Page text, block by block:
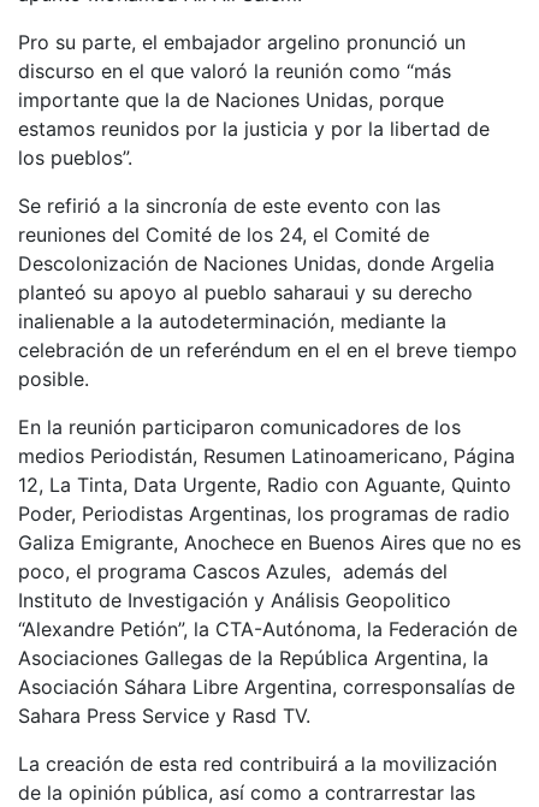
Pro su parte, el embajador argelino pronunció un
discurso en el que valoró la reunión como “más
importante que la de Naciones Unidas, porque
estamos reunidos por la justicia y por la libertad de
los pueblos”.
Se refirió a la sincronía de este evento con las
reuniones del Comité de los 24, el Comité de
Descolonización de Naciones Unidas, donde Argelia
planteó su apoyo al pueblo saharaui y su derecho
inalienable a la autodeterminación, mediante la
celebración de un referéndum en el en el breve tiempo
posible.
En la reunión participaron comunicadores de los
medios Periodistán, Resumen Latinoamericano, Página
12, La Tinta, Data Urgente, Radio con Aguante, Quinto
Poder, Periodistas Argentinas, los programas de radio
Galiza Emigrante, Anochece en Buenos Aires que no es
poco, el programa Cascos Azules, además del
Instituto de Investigación y Análisis Geopolitico
“Alexandre Petión”, la CTA-Autónoma, la Federación de
Asociaciones Gallegas de la República Argentina, la
Asociación Sáhara Libre Argentina, corresponsalías de
Sahara Press Service y Rasd TV.
La creación de esta red contribuirá a la movilización
de la opinión pública, así como a contrarrestar las